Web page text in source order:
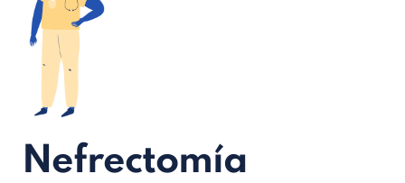
Nefrectomía